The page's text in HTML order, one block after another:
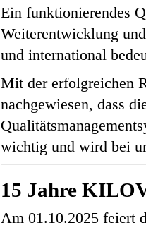
Ein funktionierendes
Weiterentwicklung
und international
Mit der erfolgreichen
nachgewiesen, dass
wichtig und wird bei
15 Jahre
Am 01.10.2025 feiert